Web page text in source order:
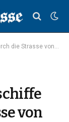
– trotz Drohungen von China
von